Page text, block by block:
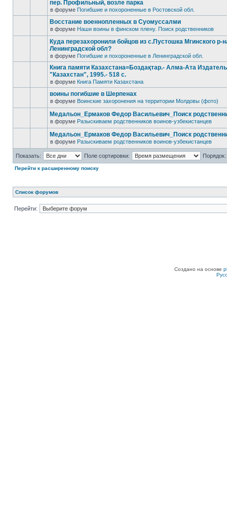
пер. Профильный, возле парка
в форуме Погибшие и похороненные в Ростовской обл.
Восстание военнопленных в Суомуссалми
в форуме Наши воины в финском плену. Поиск родственников
Куда перезахоронили бойцов из с.Пустошка Мгинского р-
Ленинградской обл?
в форуме Погибшие и похороненные в Ленинградской обл.
Книга памяти Казахстана=Боздақтар.- Алма-Ата
"Казахстан", 1995.- 518 с.
в форуме Книга Памяти Казахстана
воины погибшие в Шерпенах
в форуме Воинские захоронения на территории Молдовы (фото)
Медальон_Ермаков Федор Васильевич_Поиск
в форуме Разыскиваем родственников воинов-узбекистанцев
Медальон_Ермаков Федор Васильевич_Поиск
в форуме Разыскиваем родственников воинов-узбекистанцев
Показать: Поле сортировки: Порядок:
Перейти к расширенному поиску
Список форумов
Перейти:
Создано на основе